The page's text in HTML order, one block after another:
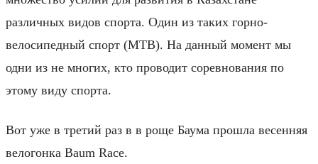
различных видов спорта. Один из таких горно-
велосипедный спорт (MTB). На данный момент мы
одни из не многих, кто проводит соревнования по
этому виду спорта.
Вот уже в третий раз в в роще Баума прошла весенняя
велогонка Baum Race.